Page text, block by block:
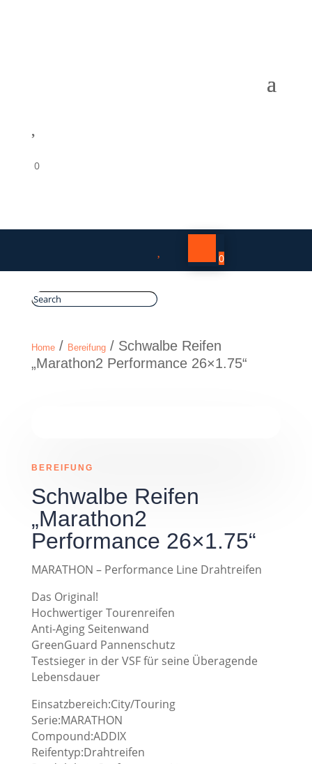
0
0
Home/ Bereifung/ Schwalbe Reifen
„Marathon2 Performance 26×1.75“
BEREIFUNG
Schwalbe Reifen
„Marathon2
Performance 26×1.75“
MARATHON – Performance Line Drahtreifen
Das Original!
Hochwertiger Tourenreifen
Anti-Aging Seitenwand
GreenGuard Pannenschutz
Testsieger in der VSF für seine Überagende
Lebensdauer
Einsatzbereich:City/Touring
Serie:MARATHON
Compound:ADDIX
Reifentyp:Drahtreifen